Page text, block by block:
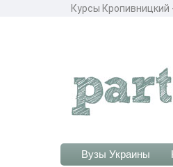
Курсы Кропивницкий
Вузы Украины